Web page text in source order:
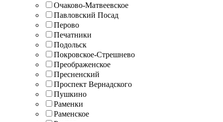
Очаково-Матвеевское
Павловский Посад
Перово
Печатники
Подольск
Покровское-Стрешнево
Преображенское
Пресненский
Проспект Вернадского
Пушкино
Раменки
Раменское